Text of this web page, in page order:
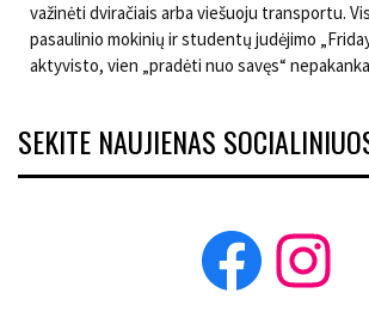
važinėti dviračiais arba viešuoju transportu.
pasaulinio mokinių ir studentų judėjimo
aktyvisto, vien „pradėti nuo savęs“
SEKITE NAUJIENAS